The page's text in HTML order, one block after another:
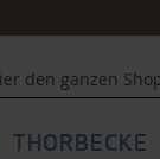
THORBECKE